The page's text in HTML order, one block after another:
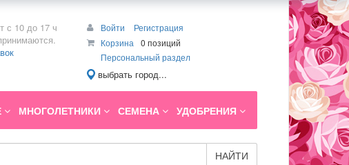
с 10 до 17 ч
Войти
Регистрация
Корзина
0 позиций
Персональный раздел
выбрать город...
МНОГОЛЕТНИКИ СЕМЕНА УДОБРЕНИЯ
НАЙТИ